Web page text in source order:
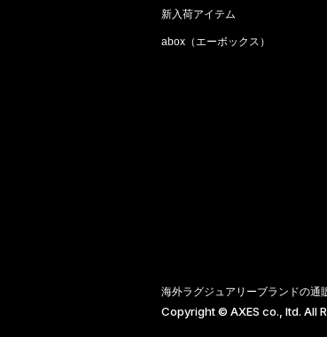
新入荷アイテム
abox（エーボックス）
海外ラグジュアリーブランドの通
Copyright © AXES co., ltd. All